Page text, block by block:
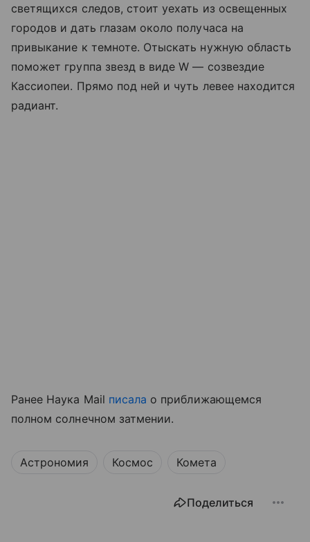
светящихся следов, стоит уехать из освещенных
городов и дать глазам около получаса на
привыкание к темноте. Отыскать нужную область
поможет группа звезд в виде W — созвездие
Кассиопеи. Прямо под ней и чуть левее находится
радиант.
Ранее Наука Mail писала о приближающемся
полном солнечном затмении.
Астрономия Космос Комета
Поделиться